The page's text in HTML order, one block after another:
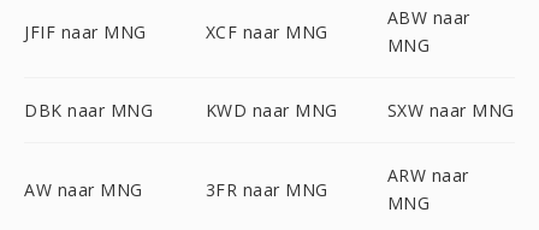
JFIF naar MNG XCF naar MNG
ABW naar
MNG
DBK naar MNG KWD naar MNG SXW naar MNG
AW naar MNG 3FR naar MNG
ARW naar
MNG